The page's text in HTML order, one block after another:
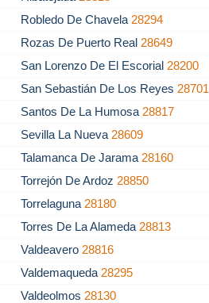
Robledo De Chavela 28294
Rozas De Puerto Real 28649
San Lorenzo De El Escorial 28200
San Sebastián De Los Reyes 28701
Santos De La Humosa 28817
Sevilla La Nueva 28609
Talamanca De Jarama 28160
Torrejón De Ardoz 28850
Torrelaguna 28180
Torres De La Alameda 28813
Valdeavero 28816
Valdemaqueda 28295
Valdeolmos 28130